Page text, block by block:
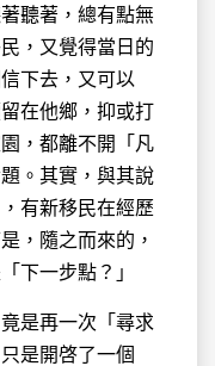
聽著，總有點無
，又覺得當日的
下去，又可以
在他鄉，抑或打
，都離不開「凡
。其實，與其說
有新移民在經歷
，隨之而來的，
下一步點？」
是再一次「尋求
是開啓了一個